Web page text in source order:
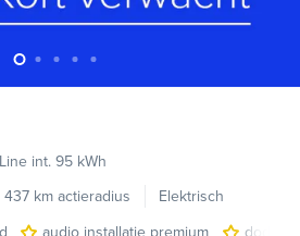
int. 95 kWh
437 km actieradius
Elektrisch